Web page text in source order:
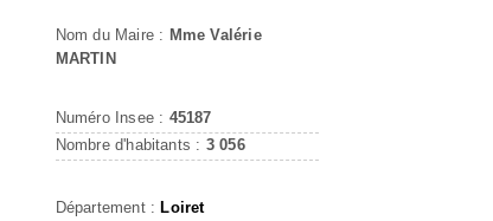
Nom du Maire : Mme Valérie
MARTIN
Numéro Insee : 45187
Nombre d'habitants : 3 056
Département : Loiret